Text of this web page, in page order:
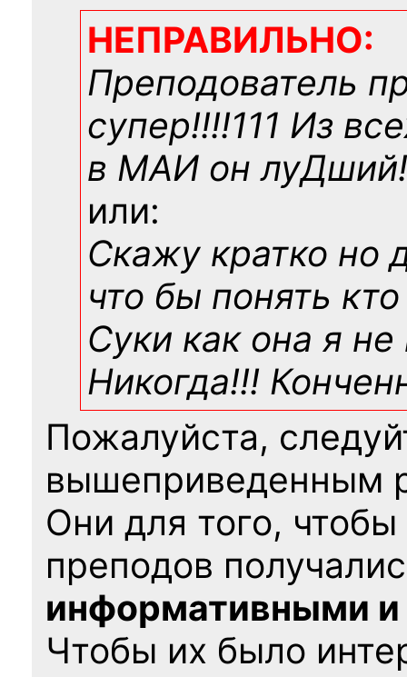
НЕПРАВИЛЬНО:
Преподователь
супер!!!!111 Из
в МАИ он
или:
Скажу кратко но
что бы понять
Суки как она я не
Никогда!!!
Пожалуйста,
вышеприведенным
Они для того,
преподов
информативными
Чтобы их было